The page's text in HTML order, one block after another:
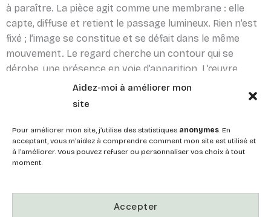
Aidez-moi à améliorer mon
site
Pour améliorer mon site, j’utilise des statistiques anonymes. En
acceptant, vous m’aidez à comprendre comment mon site est utilisé et
à l’améliorer. Vous pouvez refuser ou personnaliser vos choix à tout
moment.
Accepter
à paraître. La pièce agit comme une membrane : elle
capte, diffuse et retient le passage lumineux. Rien n’est
fixé ; l’image se constitue et se défait dans le même
mouvement. Le regard cherche un contour qui se
dérobe, une présence en voie d’apparition. L’œuvre
propose une expérience d’émergence, calme et lente,
plutôt qu’une image donnée.